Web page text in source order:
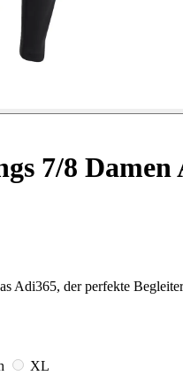
7/8 Damen
Adi365, der perfekte
XL